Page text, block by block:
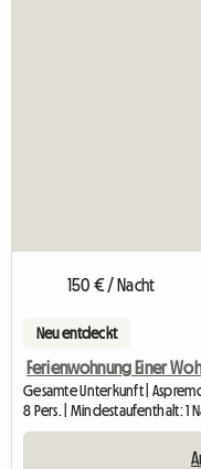
150 € / Nacht
Neu entdeckt
Ferienwohnung Einer
Gesamte Unterkunft |
8 Pers. | Mindestaufenthalt: 1